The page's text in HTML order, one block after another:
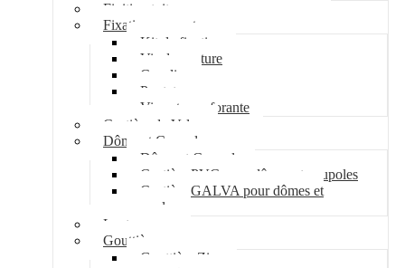
Finition toiture
Fixation couverture
Kit de fixation
Vis de couture
Cavalier
Pontet
Vis auto-perforante
Costière de Velux
Dôme et Coupole
Dôme et Coupole
Costière PVC pour dômes et coupoles
Costière GALVA pour dômes et
coupoles
Lanterneau
Gouttière
Gouttière Zinc